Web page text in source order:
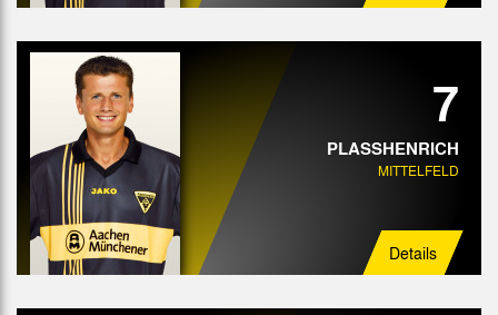
7
PLASSHENRICH
MITTELFELD
Details